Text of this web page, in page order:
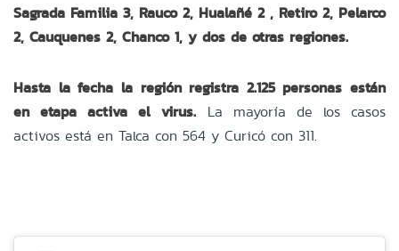
Sagrada Familia 3, Rauco 2, Hualañé 2 , Retiro 2, Pelarco
2, Cauquenes 2, Chanco 1, y dos de otras regiones.
Hasta la fecha la región registra 2.125 personas están
en etapa activa el virus. La mayoría de los casos
activos está en Talca con 564 y Curicó con 311.